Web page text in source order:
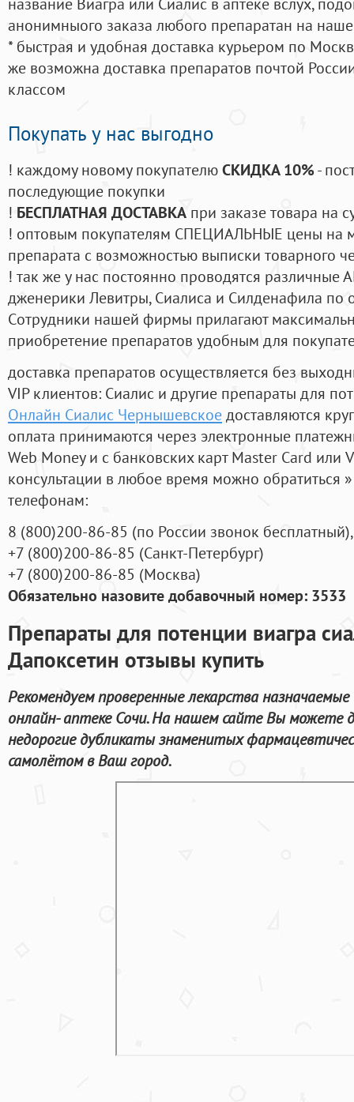
анонимныого заказа любого препаратан на
* быстрая и удобная доставка курьером по
же возможна доставка препаратов почтой
классом
Покупать у нас выгодно
! каждому новому покупателюСКИДКА 10%-
последующие покупки
! БЕСПЛАТНАЯ ДОСТАВКА при заказе товара на
! оптовым покупателям СПЕЦИАЛЬНЫЕ цены на
препарата с возможностью выписки товарного
! так же у нас постоянно проводятся
дженерики Левитры, Сиалиса и Силденафила по
Cотрудники нашей фирмы прилагают
приобретение препаратов удобным для
доставка препаратов осуществляется без
VIP клиентов: Сиалис и другие препараты для
Онлайн Сиалис Чернышевскоедоставляются
оплата принимаются через электронные
Web Money и с банковских карт Master Card или
консультации в любое время можно обратиться
телефонам:
8 (800)200-86-85 (по России звонок бесплатный),
+7 (800)200-86-85 (Санкт-Петербург)
+7 (800)200-86-85 (Москва)
Обязательно назовите добавочный номер: 3533
Препараты для потенции виагра
Дапоксетин отзывы купить
Рекомендуем проверенные лекарства назначаемые
онлайн- аптеке Сочи. На нашем сайте Вы можете
недорогие дубликаты знаменитых
самолётом в Ваш город.